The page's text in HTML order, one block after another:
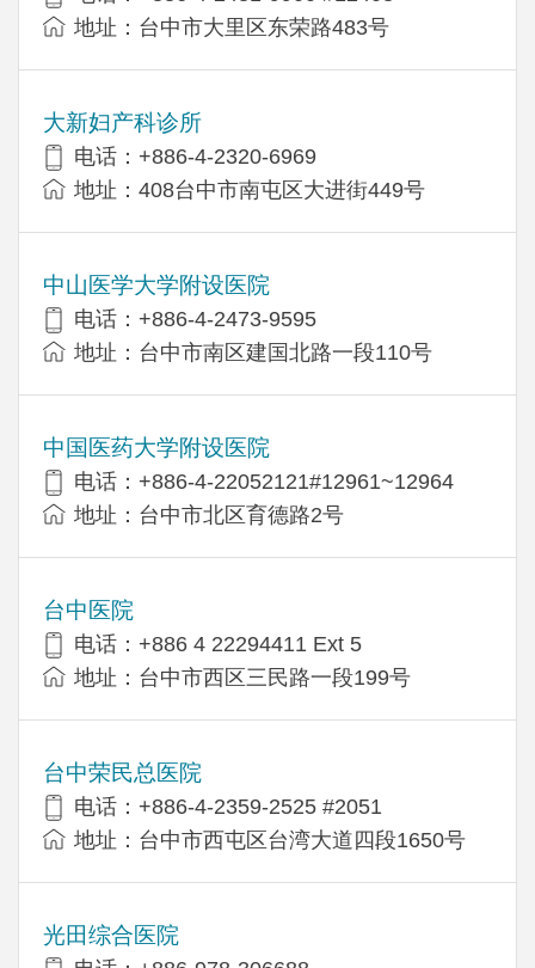
地址：台中市大里区东荣路483号
大新妇产科诊所
电话：+886-4-2320-6969
地址：408台中市南屯区大进街449号
中山医学大学附设医院
电话：+886-4-2473-9595
地址：台中市南区建国北路一段110号
中国医药大学附设医院
电话：+886-4-22052121#12961~12964
地址：台中市北区育德路2号
台中医院
电话：+886 4 22294411 Ext 5
地址：台中市西区三民路一段199号
台中荣民总医院
电话：+886-4-2359-2525 #2051
地址：台中市西屯区台湾大道四段1650号
光田综合医院